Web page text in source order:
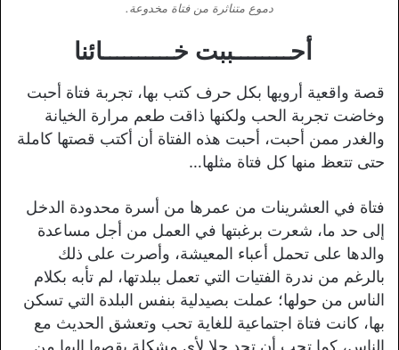
دموع متناثرة من فتاة مخدوعة.
أحــــــــببت خــــــــــائنا
قصة واقعية أرويها بكل حرف كتب بها، تجربة فتاة أحبت
وخاضت تجربة الحب ولكنها ذاقت طعم مرارة الخيانة
والغدر ممن أحبت، أحبت هذه الفتاة أن أكتب قصتها كاملة
حتى تتعظ منها كل فتاة مثلها…
فتاة في العشرينات من عمرها من أسرة محدودة الدخل
إلى حد ما، شعرت برغبتها في العمل من أجل مساعدة
والدها على تحمل أعباء المعيشة، وأصرت على ذلك
بالرغم من ندرة الفتيات التي تعمل ببلدتها، لم تأبه بكلام
الناس من حولها؛ عملت بصيدلية بنفس البلدة التي تسكن
بها، كانت فتاة اجتماعية للغاية تحب وتعشق الحديث مع
الناس، كما تحب أن تجد حلا لأي مشكلة يقصها إليها من